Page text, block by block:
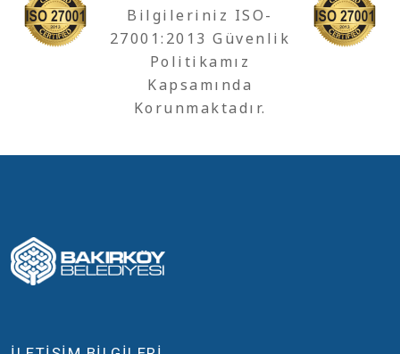
Bilgileriniz ISO-
27001:2013 Güvenlik
Politikamız
Kapsamında
Korunmaktadır.